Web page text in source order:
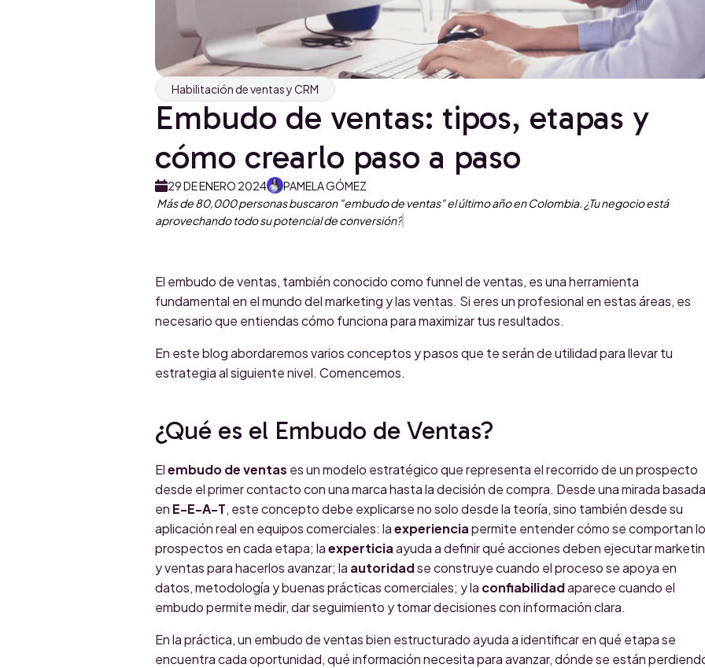
Habilitación de ventas y CRM
Embudo de ventas: tipos, etapas y
cómo crearlo paso a paso
29 DE ENERO 2024
PAMELA GÓMEZ
Más de 80,000 personas buscaron "embudo de ventas" el último año en Colombia. ¿Tu negocio está
aprovechando todo su potencial de conversión?
El embudo de ventas, también conocido como funnel de ventas, es una herramienta
fundamental en el mundo del marketing y las ventas. Si eres un profesional en estas áreas, es
necesario que entiendas cómo funciona para maximizar tus resultados.
En este blog abordaremos varios conceptos y pasos que te serán de utilidad para llevar tu
estrategia al siguiente nivel. Comencemos.
¿Qué es el Embudo de Ventas?
Elembudo de ventas es un modelo estratégico que representa el recorrido de un prospecto
desde el primer contacto con una marca hasta la decisión de compra. Desde una mirada basada
en E-E-A-T, este concepto debe explicarse no solo desde la teoría, sino también desde su
aplicación real en equipos comerciales: laexperienciapermite entender cómo se comportan
prospectos en cada etapa; laexperticiaayuda a definir qué acciones deben ejecutar
y ventas para hacerlos avanzar; la autoridadse construye cuando el proceso se apoya en
datos, metodología y buenas prácticas comerciales; y la confiabilidadaparece cuando el
embudo permite medir, dar seguimiento y tomar decisiones con información clara.
En la práctica, un embudo de ventas bien estructurado ayuda a identificar en qué etapa se
encuentra cada oportunidad, qué información necesita para avanzar, dónde se están